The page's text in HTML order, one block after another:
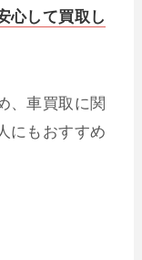
心して買取し
、車買取に関
にもおすすめ